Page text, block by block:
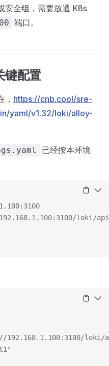
安全组，需要放通 K8s
端口。
键配置
https://cnb.cool/sre-
yaml/v1.32/loki/alloy-
已经按本环境
loki/
192.168.1.100:3100/loki/